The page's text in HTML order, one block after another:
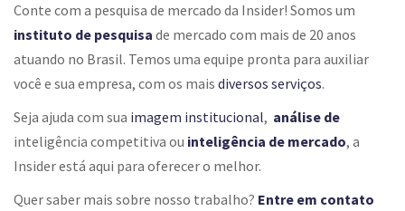
Conte com a pesquisa de mercado da Insider! Somos um
instituto de pesquisa de mercado com mais de 20 anos
atuando no Brasil. Temos uma equipe pronta para auxiliar
você e sua empresa, com os mais diversos serviços.
Seja ajuda com sua imagem institucional, análise de
inteligência competitiva ou inteligência de mercado, a
Insider está aqui para oferecer o melhor.
Quer saber mais sobre nosso trabalho? Entre em contato